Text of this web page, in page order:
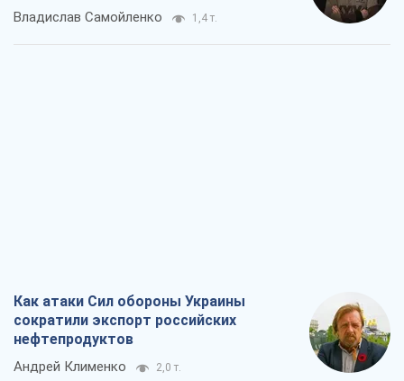
Владислав Самойленко 1,4 т.
Как атаки Сил обороны Украины
сократили экспорт российских
нефтепродуктов
Андрей Клименко 2,0 т.